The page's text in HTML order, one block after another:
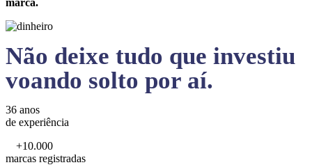
marca.
Não deixe tudo que investiu
voando solto por aí.
36 anos
de experiência
+10.000
marcas registradas